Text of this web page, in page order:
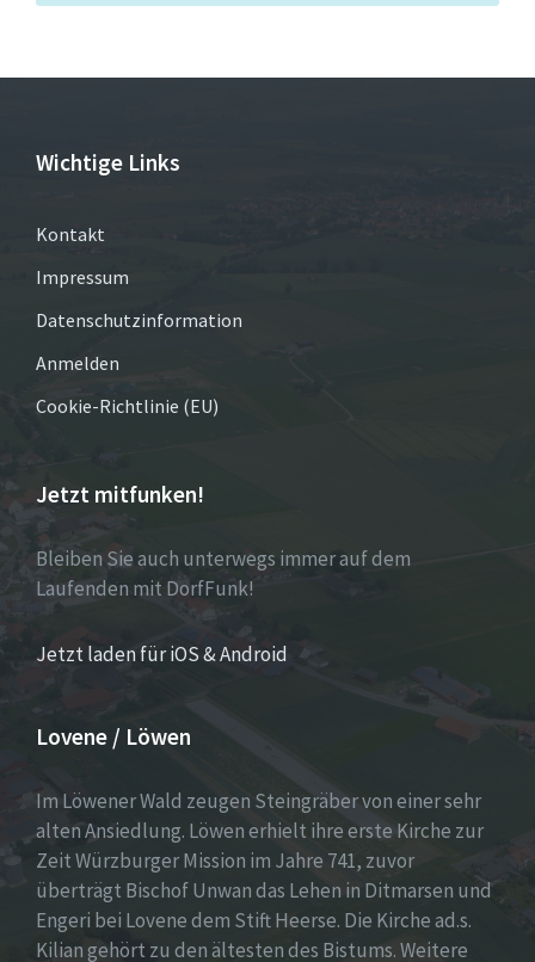
Wichtige Links
Kontakt
Impressum
Datenschutzinformation
Anmelden
Cookie-Richtlinie (EU)
Jetzt mitfunken!
Bleiben Sie auch unterwegs immer auf dem
Laufenden mit DorfFunk!
Jetzt laden für iOS & Android
Lovene / Löwen
Im Löwener Wald zeugen Steingräber von einer sehr
alten Ansiedlung. Löwen erhielt ihre erste Kirche zur
Zeit Würzburger Mission im Jahre 741, zuvor
überträgt Bischof Unwan das Lehen in Ditmarsen und
Engeri bei Lovene dem Stift Heerse. Die Kirche ad.s.
Kilian gehört zu den ältesten des Bistums. Weitere